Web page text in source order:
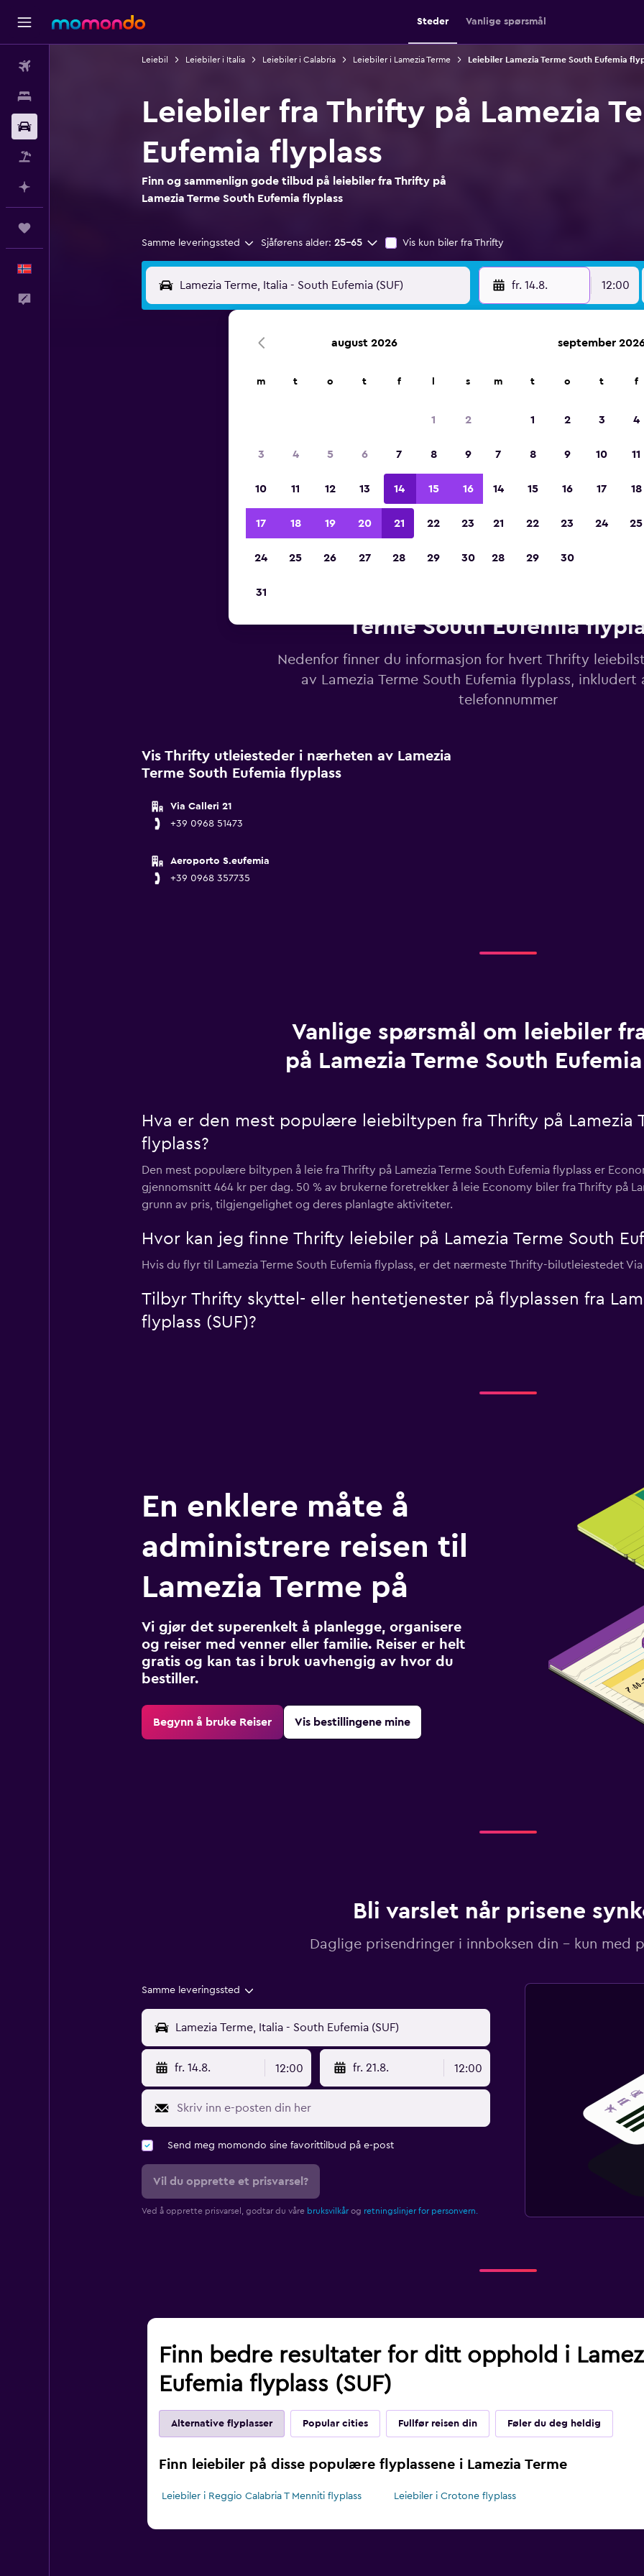
Steder Vanlige spørsmål
Leiebil Leiebiler i Italia Leiebiler i Calabria Leiebiler i Lamezia Terme Leiebiler Lamezia Terme South Eufemia
Leiebiler fra Thrifty på Lamezia
Eufemia flyplass
Finn og sammenlign gode tilbud på leiebiler fra Thrifty på
Lamezia Terme South Eufemia flyplass
Samme leveringssted Sjåførens alder: 25–65 Vis kun biler fra Thrifty
fr. 14.8. 12:00
2023
Terme South Eufemia
Nedenfor finner du informasjon for hvert Thrifty
av Lamezia Terme South Eufemia flyplass, inkludert
telefonnummer
Vis Thrifty utleiesteder i nærheten av Lamezia
Terme South Eufemia flyplass
Via Calleri 21
+39 0968 51473
Aeroporto S.eufemia
+39 0968 357735
Vanlige spørsmål om leiebiler
på Lamezia Terme South
Hva er den mest populære leiebiltypen fra Thrifty på Lamezia
flyplass?
Den mest populære biltypen å leie fra Thrifty på Lamezia Terme South Eufemia flyplass er
gjennomsnitt 464 kr per dag. 50 % av brukerne foretrekker å leie Economy biler fra Thrifty på
grunn av pris, tilgjengelighet og deres planlagte aktiviteter.
Hvor kan jeg finne Thrifty leiebiler på Lamezia Terme South
Hvis du flyr til Lamezia Terme South Eufemia flyplass, er det nærmeste Thrifty-bilutleiestedet Via
Tilbyr Thrifty skyttel- eller hentetjenester på flyplassen fra
flyplass (SUF)?
En enklere måte å
administrere reisen til
Lamezia Terme på
Vi gjør det superenkelt å planlegge, organisere
og reiser med venner eller familie. Reiser er helt
gratis og kan tas i bruk uavhengig av hvor du
bestiller.
Begynn å bruke Reiser Vis bestillingene mine
Bli varslet når prisene
Daglige prisendringer i innboksen din – kun med
Samme leveringssted
fr. 14.8. 12:00 fr. 21.8. 12:00
Send meg momondo sine favorittilbud på e-post
Vil du opprette et prisvarsel?
Ved å opprette prisvarsel, godtar du våre bruksvilkårog retningslinjer for personvern.
Finn bedre resultater for ditt opphold i
Eufemia flyplass (SUF)
Alternative flyplasser Popular cities Fullfør reisen din Føler du deg heldig
Finn leiebiler på disse populære flyplassene i Lamezia Terme
Leiebiler i Reggio Calabria T Menniti flyplass Leiebiler i Crotone flyplass
august 2026
m t o t f s
1 2
3 4 5 6 7 8 9
10 11 12 13 14 15 16
17 18 19 20 21 22 23
24 25 26 27 28 29 30
31
september
m t o t f
1 2 3 4
7 8 9 10 11
14 15 16 17 18
21 22 23 24 25
28 29 30